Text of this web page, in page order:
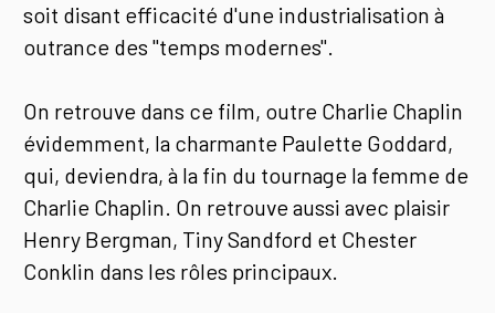
soit disant efficacité d'une industrialisation à
outrance des "temps modernes".
On retrouve dans ce film, outre Charlie Chaplin
évidemment, la charmante Paulette Goddard,
qui, deviendra, à la fin du tournage la femme de
Charlie Chaplin. On retrouve aussi avec plaisir
Henry Bergman, Tiny Sandford et Chester
Conklin dans les rôles principaux.